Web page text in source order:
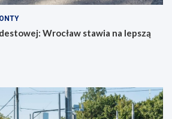
Wrocław stawia na lepszą